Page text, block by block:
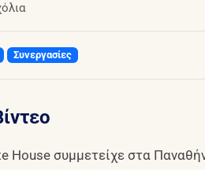
Συνεργασίες
House συμμετείχε στα